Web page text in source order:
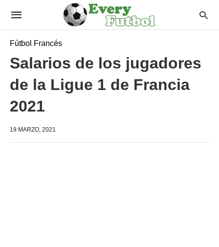
Fútbol Francés
Salarios de los jugadores
de la Ligue 1 de Francia
2021
19 MARZO, 2021